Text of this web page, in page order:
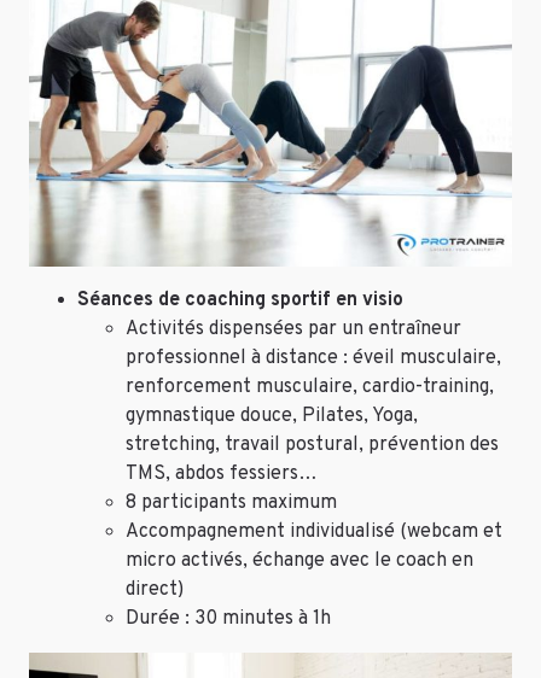
Séances de coaching sportif en visio
Activités dispensées par un entraîneur
professionnel à distance : éveil musculaire,
renforcement musculaire, cardio-training,
gymnastique douce, Pilates, Yoga,
stretching, travail postural, prévention des
TMS, abdos fessiers…
8 participants maximum
Accompagnement individualisé (webcam et
micro activés, échange avec le coach en
direct)
Durée : 30 minutes à 1h